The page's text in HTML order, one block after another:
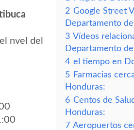
nvel del
2 Google Street
Departamento
3 Vídeos
Departamento
4 el tiempo en
5 Farmacias
Honduras:
6 Centos de
Honduras:
7 Aeropuertos